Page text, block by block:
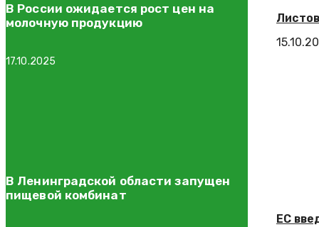
ЕС
В России ожидается рост цен на
молочную продукцию
17.10.2025
В Ленинградской области запущен
пищевой комбинат